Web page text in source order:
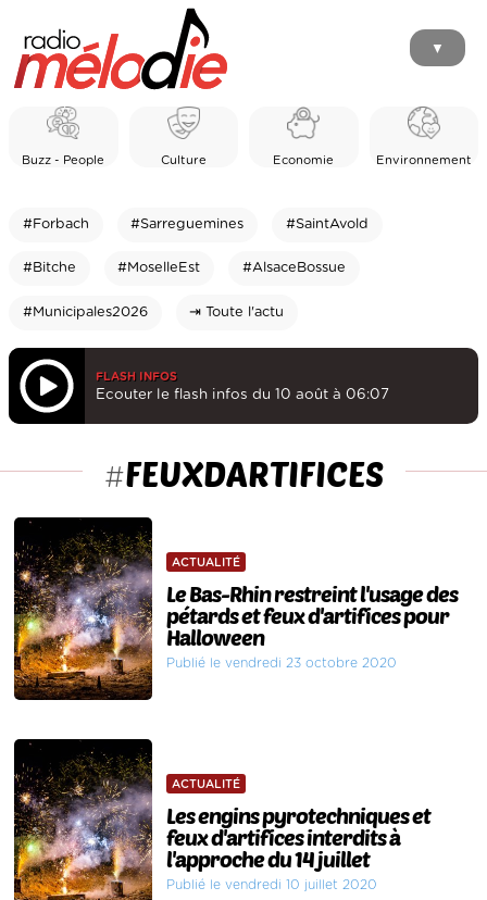
▼
Buzz - People Culture Economie Environnement
#Forbach #Sarreguemines #SaintAvold
#Bitche #MoselleEst #AlsaceBossue
#Municipales2026 ⇥ Toute l'actu
FLASH INFOS
Ecouter le flash infos du 10 août à 06:07
#FEUXDARTIFICES
ACTUALITÉ
Le Bas-Rhin restreint l'usage des
pétards et feux d'artifices pour
Halloween
Publié le vendredi 23 octobre 2020
ACTUALITÉ
Les engins pyrotechniques et
feux d'artifices interdits à
l'approche du 14 juillet
Publié le vendredi 10 juillet 2020